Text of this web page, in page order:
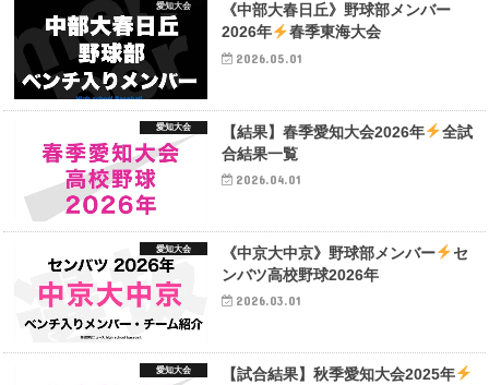
愛知大会
《中部大春日丘》野球部メンバー
2026年
春季東海大会
2026.05.01
愛知大会 【結果】春季愛知大会2026年
全試
合結果一覧
2026.04.01
愛知大会 《中京大中京》野球部メンバー
セ
ンバツ高校野球2026年
2026.03.01
愛知大会
【試合結果】秋季愛知大会2025年